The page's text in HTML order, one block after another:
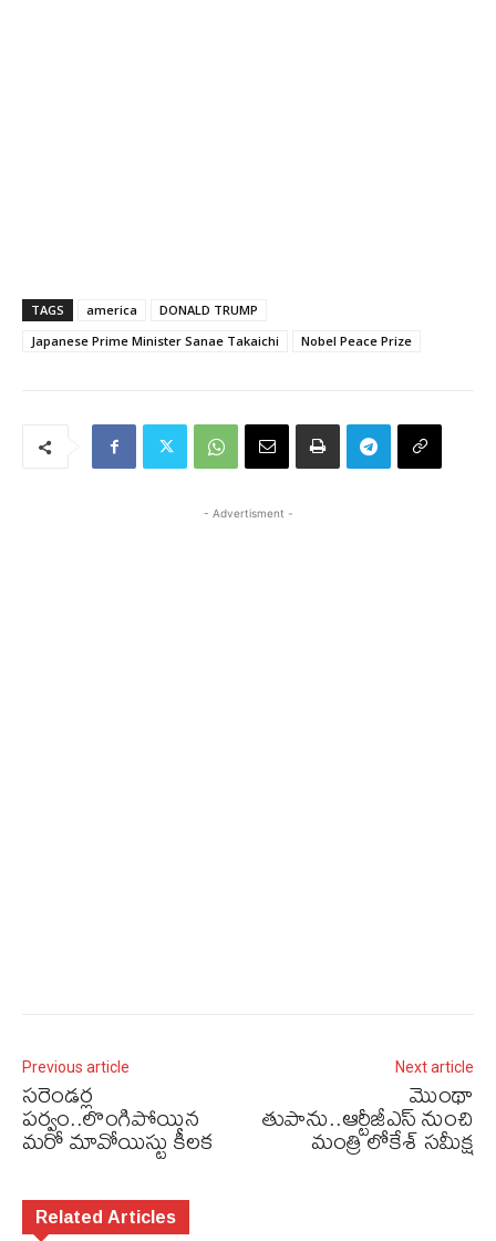
TAGS america
DONALD TRUMP
Japanese Prime Minister Sanae Takaichi
Nobel Peace Prize
- Advertisment -
Previous article
సరెండర్ల
పర్వం..లొంగిపోయిన
మరో మావోయిస్టు కీలక
Next article
మొంథా
తుపాను..ఆర్టీజీఎస్ నుంచి
మంత్రి లోకేశ్‌ సమీక్ష
Related Articles